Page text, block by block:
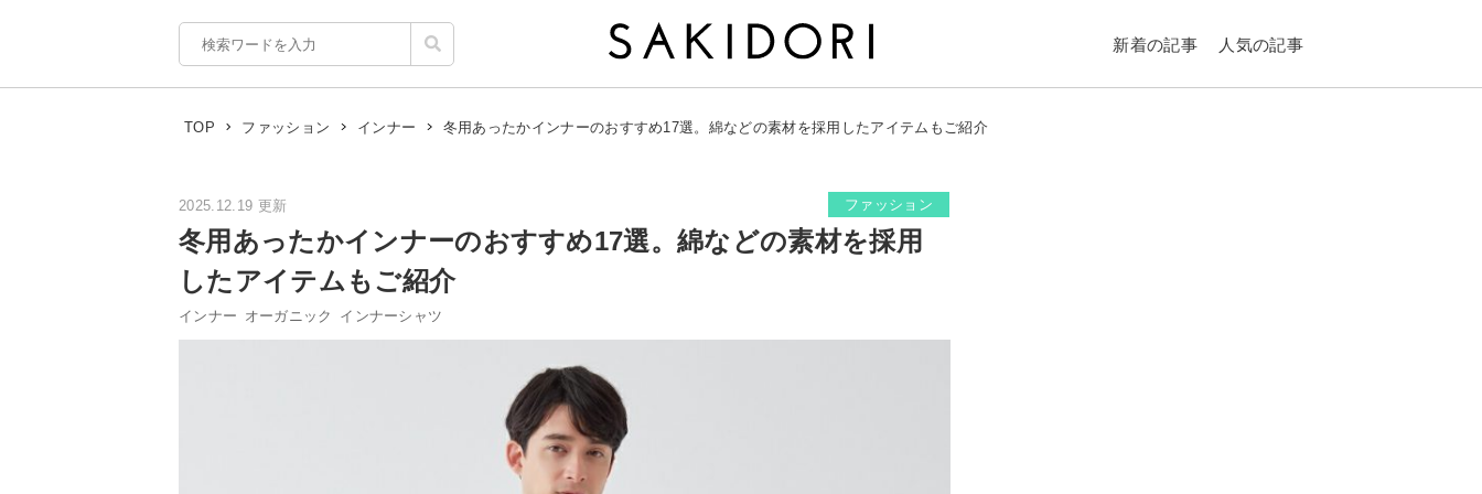
新着の記事 人気の記事
TOP ファッション インナー 冬用あったかインナーのおすすめ17選。綿などの素材を採用したアイテムもご紹介
2025.12.19 更新 ファッション
冬用あったかインナーのおすすめ17選。綿などの素材を採用
したアイテムもご紹介
インナー オーガニック インナーシャツ